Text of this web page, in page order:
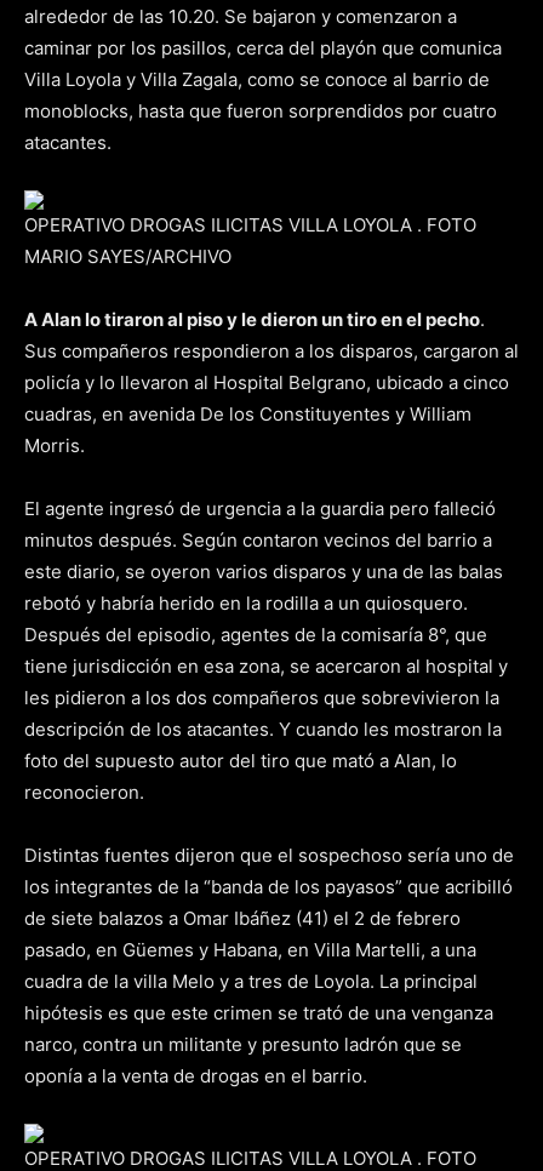
alrededor de las 10.20. Se bajaron y comenzaron a
caminar por los pasillos, cerca del playón que comunica
Villa Loyola y Villa Zagala, como se conoce al barrio de
monoblocks, hasta que fueron sorprendidos por cuatro
atacantes.
OPERATIVO DROGAS ILICITAS VILLA LOYOLA . FOTO
MARIO SAYES/ARCHIVO
A Alan lo tiraron al piso y le dieron un tiro en el pecho.
Sus compañeros respondieron a los disparos, cargaron al
policía y lo llevaron al Hospital Belgrano, ubicado a cinco
cuadras, en avenida De los Constituyentes y William
Morris.
El agente ingresó de urgencia a la guardia pero falleció
minutos después. Según contaron vecinos del barrio a
este diario, se oyeron varios disparos y una de las balas
rebotó y habría herido en la rodilla a un quiosquero.
Después del episodio, agentes de la comisaría 8°, que
tiene jurisdicción en esa zona, se acercaron al hospital y
les pidieron a los dos compañeros que sobrevivieron la
descripción de los atacantes. Y cuando les mostraron la
foto del supuesto autor del tiro que mató a Alan, lo
reconocieron.
Distintas fuentes dijeron que el sospechoso sería uno de
los integrantes de la “banda de los payasos” que acribilló
de siete balazos a Omar Ibáñez (41) el 2 de febrero
pasado, en Güemes y Habana, en Villa Martelli, a una
cuadra de la villa Melo y a tres de Loyola. La principal
hipótesis es que este crimen se trató de una venganza
narco, contra un militante y presunto ladrón que se
oponía a la venta de drogas en el barrio.
OPERATIVO DROGAS ILICITAS VILLA LOYOLA . FOTO